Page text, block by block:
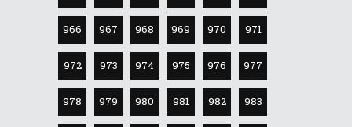
966 967 968 969 970 971
972 973 974 975 976 977
978 979 980 981 982 983